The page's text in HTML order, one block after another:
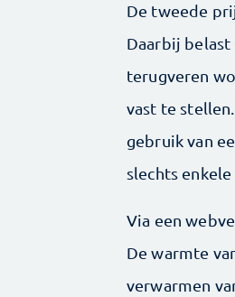
De tweede
Daarbij
terugveren
vast te
gebruik van
slechts
Via een
De warmte
verwarmen